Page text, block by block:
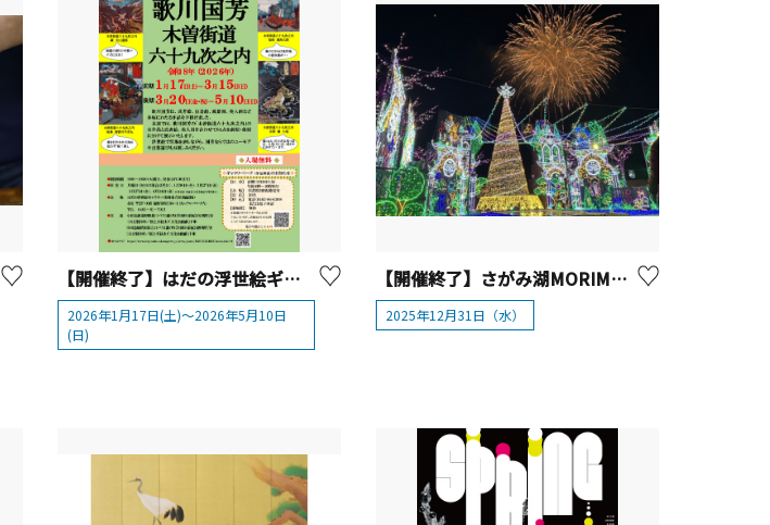
【開催終了】はだの浮世絵ギャラリー「歌川国芳木曽街道六十九次之内（前期）」【 秦野市 】
2026年1月17日(土)～2026年5月10日
(日)
【開催終了】さがみ湖MORIMORI 「さがみ湖イルミリオン 年越しカウントダウンパーティー2025-2026」
2025年12月31日（水）